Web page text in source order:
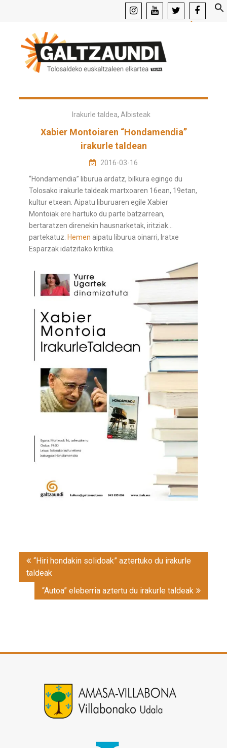
facebook
Irakurle taldea, Albisteak
Xabier Montoiaren “Hondamendia”
irakurle taldean
2016-03-16
“Hondamendia” liburua ardatz, bilkura egingo du
Tolosako irakurle taldeak martxoaren 16ean, 19etan,
kultur etxean. Aipatu liburuaren egile Xabier
Montoiak ere hartuko du parte batzarrean,
bertaratzen direnekin hausnarketak, iritziak…
partekatuz. Hemen aipatu liburua oinarri, Iratxe
Esparzak idatzitako kritika.
Post
navigation
“Hiri hondakin solidoak” aztertuko du irakurle
taldeak
“Autoa” eleberria aztertu du irakurle taldeak